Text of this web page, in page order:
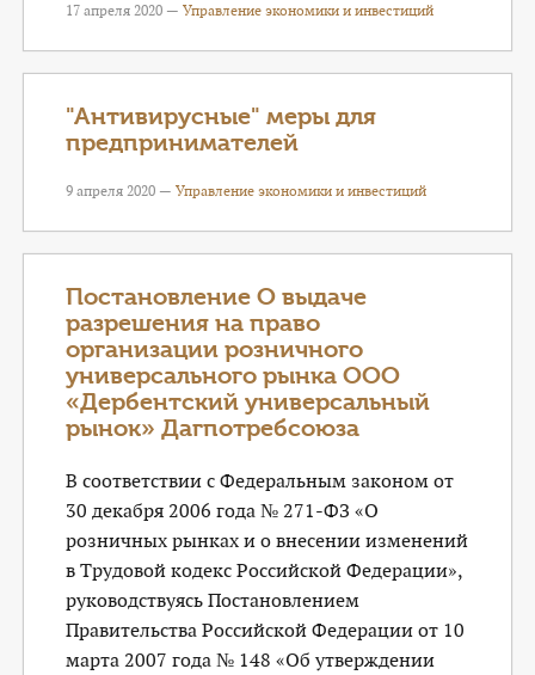
17 апреля 2020 — Управление экономики и инвестиций
"Антивирусные" меры для
предпринимателей
9 апреля 2020 — Управление экономики и инвестиций
Постановление О выдаче
разрешения на право
организации розничного
универсального рынка ООО
«Дербентский универсальный
рынок» Дагпотребсоюза
В соответствии с Федеральным законом от
30 декабря 2006 года № 271-ФЗ «О
розничных рынках и о внесении изменений
в Трудовой кодекс Российской Федерации»,
руководствуясь Постановлением
Правительства Российской Федерации от 10
марта 2007 года № 148 «Об утверждении